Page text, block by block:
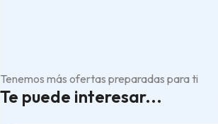
Tenemos más ofertas preparadas para ti
Te puede interesar...